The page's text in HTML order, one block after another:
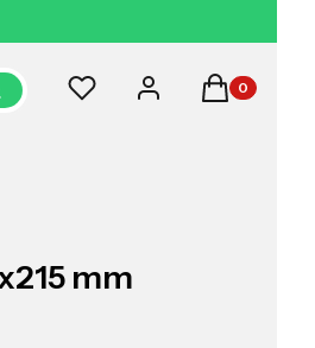
Ulubione Zaloguj sięProdukty w
Koszyk
mm